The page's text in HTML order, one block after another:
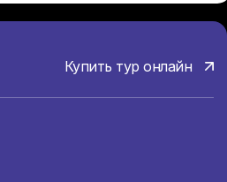
Купить тур онлайн